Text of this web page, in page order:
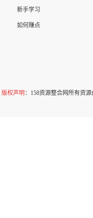
新手学习
如何赚点
版权声明 ：158资源整合网所有资